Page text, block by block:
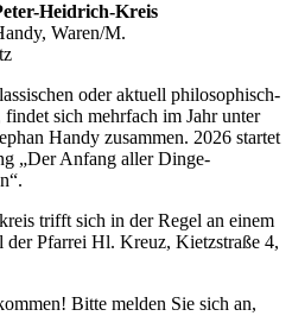
Heidrich-Kreis
Waren/M.
oder aktuell philosophisch-
sich mehrfach im Jahr unter
Handy zusammen. 2026 startet
„Der Anfang aller Dinge-
trifft sich in der Regel an einem
der Pfarrei Hl. Kreuz, Kietzstraße 4,
Bitte melden Sie sich an,